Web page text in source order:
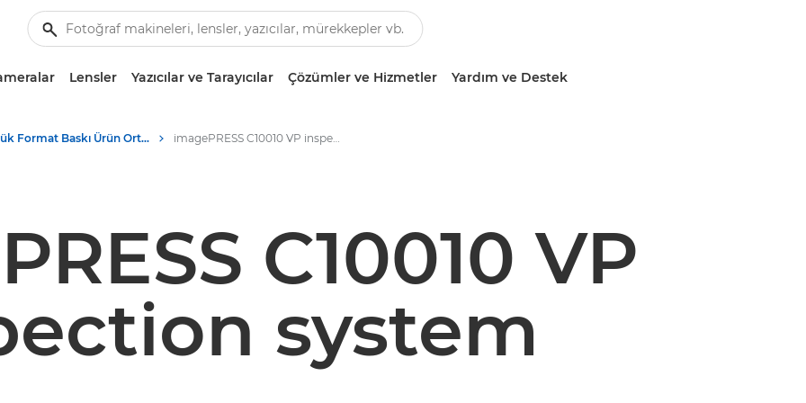
Lensler Yazıcılar ve Tarayıcılar Çözümler ve Hizmetler Yardım ve Destek
Büyük Format Baskı Ürün Ortamı - Canon Basın Merkezi imagePRESS C10010 VP inspection system
C10010 VP
system